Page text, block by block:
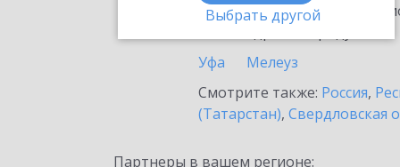
Выбрать другой
Ознакомьтесь с
Уфа
Мелеуз
Смотрите также: Россия,
(Татарстан), Свердловская
Партнеры в вашем регионе: